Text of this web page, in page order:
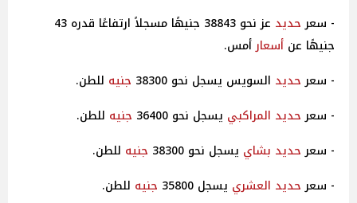
- سعرحديد
عز نحو 38843 جنيهًا مسجلاً ارتفاعًا قدره 43
جنيهًا عن أسعارأمس.
- سعرحديد السويس يسجل نحو 38300 جنيه للطن.
- سعرحديد المراكبي يسجل نحو 36400 جنيه للطن.
- سعرحديد بشاي يسجل نحو 38300 جنيه للطن.
- سعرحديد العشري يسجل 35800 جنيه للطن.